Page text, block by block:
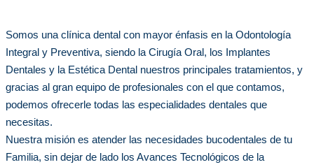
Somos una clínica dental con mayor énfasis en la Odontología
Integral y Preventiva, siendo la Cirugía Oral, los Implantes
Dentales y la Estética Dental nuestros principales tratamientos, y
gracias al gran equipo de profesionales con el que contamos,
podemos ofrecerle todas las especialidades dentales que
necesitas.
Nuestra misión es atender las necesidades bucodentales de tu
Familia, sin dejar de lado los Avances Tecnológicos de la